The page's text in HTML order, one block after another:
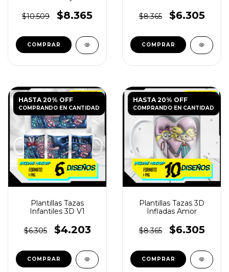
$10.509
$8.365
$8.365
$6.305
HASTA 20% OFF
COMPRANDO EN CANTIDAD
Plantillas Tazas
Infantiles 3D V1
$6.305 $4.203
HASTA 20% OFF
COMPRANDO EN CANTIDAD
Plantillas Tazas 3D
Infladas Amor
$8.365 $6.305